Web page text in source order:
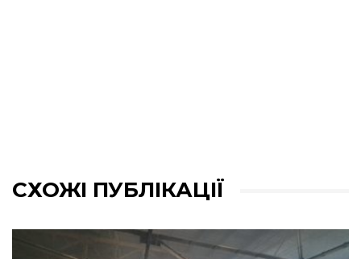
СХОЖІ ПУБЛІКАЦІЇ